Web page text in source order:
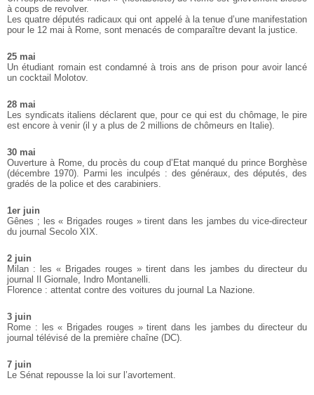
à coups de revolver.
Les quatre députés radicaux qui ont appelé à la tenue d’une manifestation
pour le 12 mai à Rome, sont menacés de comparaître devant la justice.
25 mai
Un étudiant romain est condamné à trois ans de prison pour avoir lancé
un cocktail Molotov.
28 mai
Les syndicats italiens déclarent que, pour ce qui est du chômage, le pire
est encore à venir (il y a plus de 2 millions de chômeurs en Italie).
30 mai
Ouverture à Rome, du procès du coup d’Etat manqué du prince Borghèse
(décembre 1970). Parmi les inculpés : des généraux, des députés, des
gradés de la police et des carabiniers.
1er juin
Gênes ; les « Brigades rouges » tirent dans les jambes du vice-directeur
du journal Secolo XIX.
2 juin
Milan : les « Brigades rouges » tirent dans les jambes du directeur du
journal Il Giornale, Indro Montanelli.
Florence : attentat contre des voitures du journal La Nazione.
3 juin
Rome : les « Brigades rouges » tirent dans les jambes du directeur du
journal télévisé de la première chaîne (DC).
7 juin
Le Sénat repousse la loi sur l’avortement.